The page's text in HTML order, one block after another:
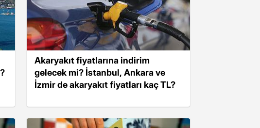
Akaryakıt fiyatlarına indirim
gelecek mi? İstanbul, Ankara ve
İzmir de akaryakıt fiyatları kaç TL?